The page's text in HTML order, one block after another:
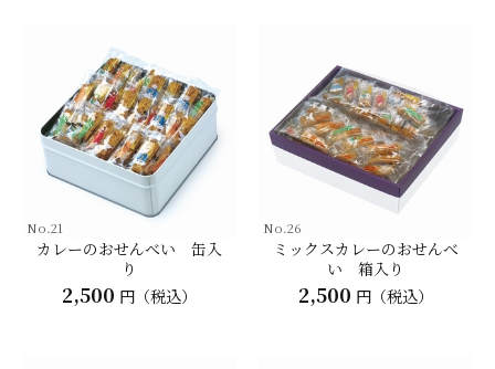
No.21
カレーのおせんべい 缶入
り
2,500 円（税込）
No.26
ミックスカレーのおせんべ
い 箱入り
2,500 円（税込）